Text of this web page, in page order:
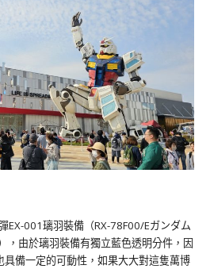
EX-001璃羽裝備（RX-78F00/Eガンダム
，由於璃羽裝備有獨立藍色透明分件，因
備一定的可動性，如果大大對這隻萬博